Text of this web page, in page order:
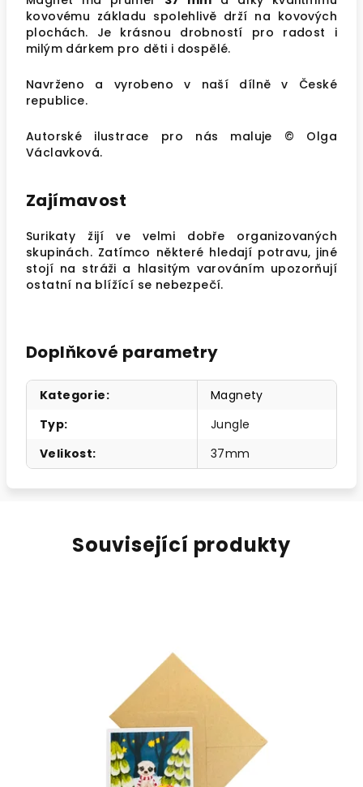
kovovému základu spolehlivě drží na kovových
plochách. Je krásnou drobností pro radost i
milým dárkem pro děti i dospělé.
Navrženo a vyrobeno v naší dílně v České
republice.
Autorské ilustrace pro nás maluje © Olga
Václavková.
Zajímavost
Surikaty žijí ve velmi dobře organizovaných
skupinách. Zatímco některé hledají potravu, jiné
stojí na stráži a hlasitým varováním upozorňují
ostatní na blížící se nebezpečí.
Doplňkové parametry
Kategorie:
Magnety
Typ:
Jungle
Velikost: 37mm
Související produkty